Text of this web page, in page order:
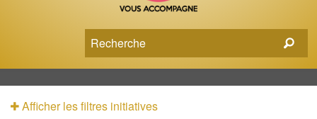
Afficher les filtres initiatives